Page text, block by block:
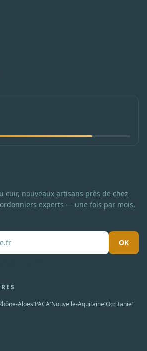
cuir, nouveaux artisans près de chez
experts — une fois par mois,
OK
Alpes·PACA·Nouvelle-Aquitaine·Occitanie·